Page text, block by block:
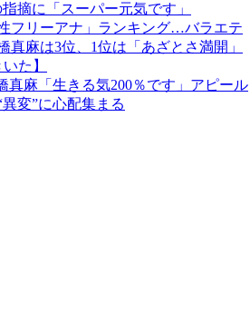
摘に「スーパー元気です」
フリーアナ」ランキング…バラエテ
真麻は3位、1位は「あざとさ満開」
た】
真麻「生きる気200％です」アピール
変”に心配集まる